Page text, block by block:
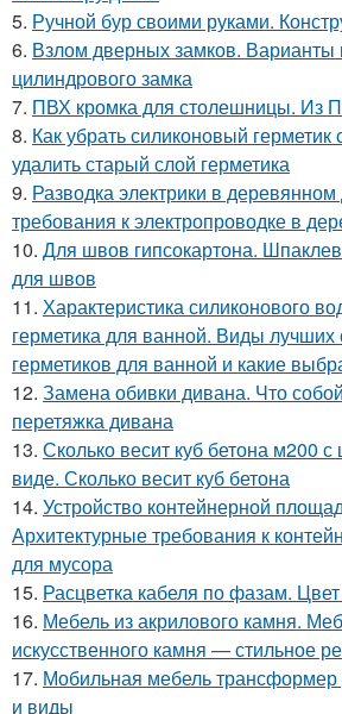
5. Ручной бур своими руками.
6. Взлом дверных замков. Варианты
цилиндрового замка
7. ПВХ кромка для столешницы. Из
8. Как убрать силиконовый
удалить старый слой герметика
9. Разводка электрики в
требования к электропроводке в
10. Для швов гипсокартона.
для швов
11. Характеристика силиконового
герметика для ванной. Виды лучших
герметиков для ванной и какие
12. Замена обивки дивана. Что
перетяжка дивана
13. Сколько весит куб бетона м200
виде. Сколько весит куб бетона
14. Устройство контейнерной
Архитектурные требования к
для мусора
15. Расцветка кабеля по фазам.
16. Мебель из акрилового камня.
искусственного камня — стильное
17. Мобильная мебель
и виды